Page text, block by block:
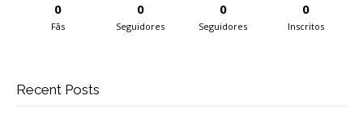
0
Fãs
0
Seguidores
0
Seguidores
0
Inscritos
Recent Posts